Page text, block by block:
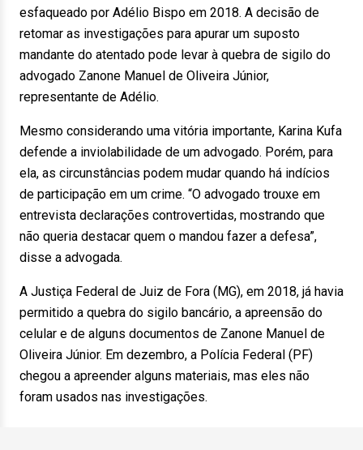
esfaqueado por Adélio Bispo em 2018. A decisão de
retomar as investigações para apurar um suposto
mandante do atentado pode levar à quebra de sigilo do
advogado Zanone Manuel de Oliveira Júnior,
representante de Adélio.
Mesmo considerando uma vitória importante, Karina Kufa
defende a inviolabilidade de um advogado. Porém, para
ela, as circunstâncias podem mudar quando há indícios
de participação em um crime. “O advogado trouxe em
entrevista declarações controvertidas, mostrando que
não queria destacar quem o mandou fazer a defesa”,
disse a advogada.
A Justiça Federal de Juiz de Fora (MG), em 2018, já havia
permitido a quebra do sigilo bancário, a apreensão do
celular e de alguns documentos de Zanone Manuel de
Oliveira Júnior. Em dezembro, a Polícia Federal (PF)
chegou a apreender alguns materiais, mas eles não
foram usados nas investigações.